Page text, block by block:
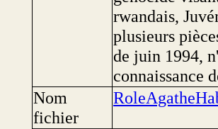
rwandais,
plusieurs
de juin 1994,
connaissance
Nom
fichier